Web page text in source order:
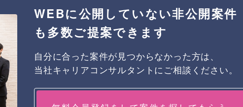
WEBに公開していない非公開案件
も多数ご提案できます
自分に合った案件が見つからなかった方は、
当社キャリアコンサルタントにご相談ください。